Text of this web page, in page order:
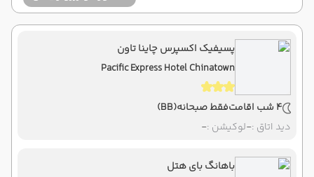
پسیفیک اکسپرس چاینا تاون
Pacific Express Hotel Chinatown
4 شب اقامت فقط صبحانه(BB)
دید اتاق :-لوکیشن :-
باهانگ بای هتل